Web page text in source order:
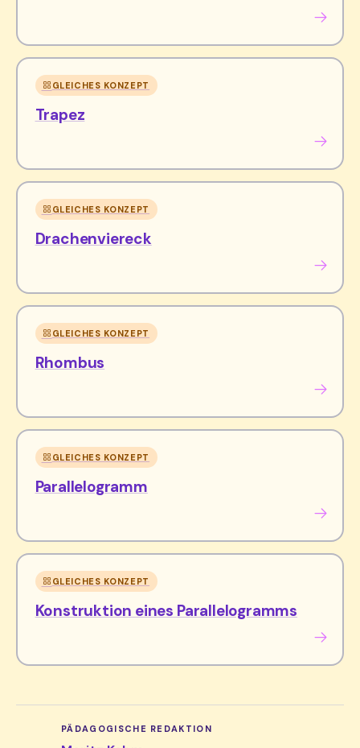
GLEICHES KONZEPT
Trapez
GLEICHES KONZEPT
Drachenviereck
GLEICHES KONZEPT
Rhombus
GLEICHES KONZEPT
Parallelogramm
GLEICHES KONZEPT
Konstruktion eines Parallelogramms
PÄDAGOGISCHE REDAKTION